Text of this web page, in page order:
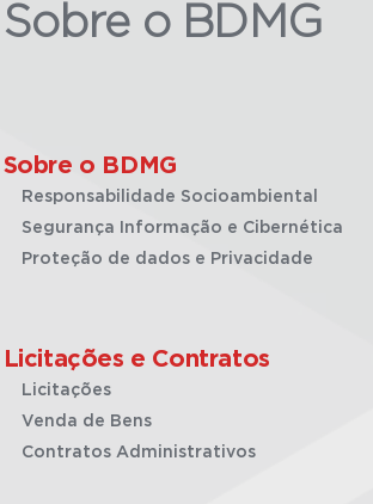
Sobre o BDMG
Sobre o BDMG
Responsabilidade Socioambiental
Segurança Informação e Cibernética
Proteção de dados e Privacidade
Licitações e Contratos
Licitações
Venda de Bens
Contratos Administrativos